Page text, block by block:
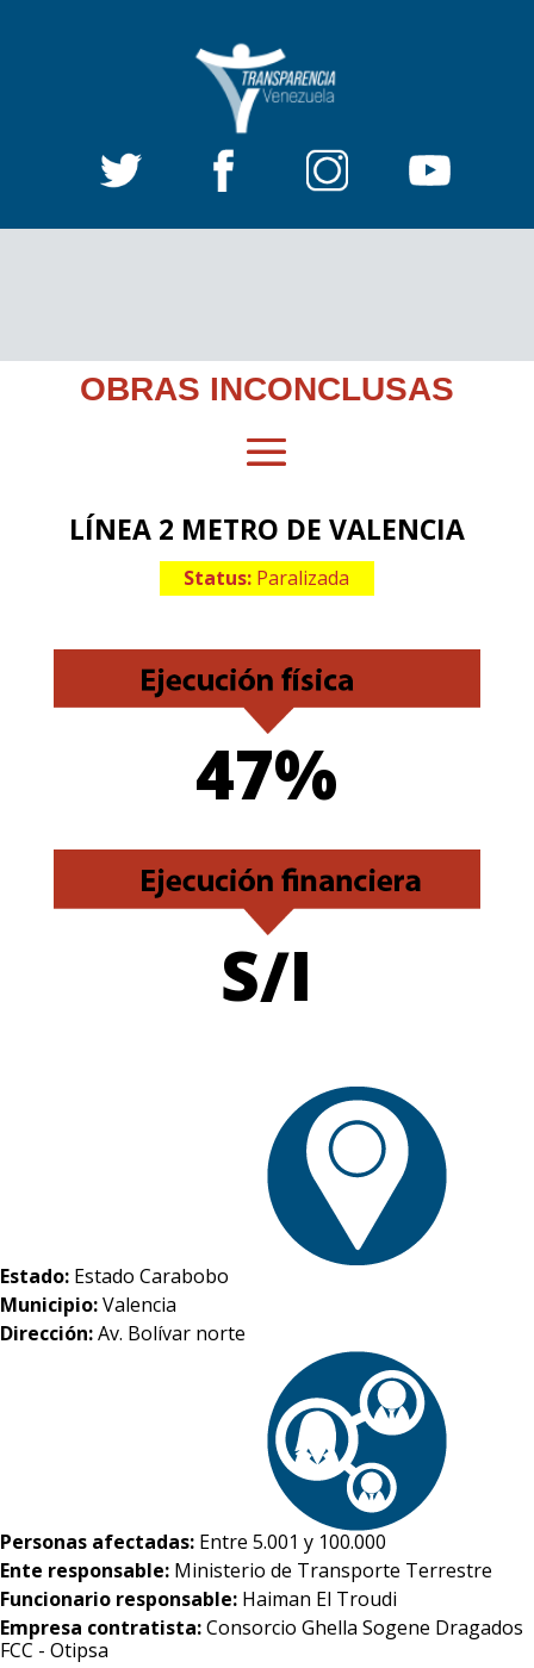
OBRAS INCONCLUSAS
LÍNEA 2 METRO DE VALENCIA
Status: Paralizada
47%
S/I
Estado: Estado Carabobo
Municipio:Valencia
Dirección:Av. Bolívar norte
Personas afectadas: Entre 5.001 y 100.000
Ente responsable: Ministerio de Transporte Terrestre
Funcionario responsable: Haiman El Troudi
Empresa contratista:Consorcio Ghella Sogene Dragados
FCC - Otipsa